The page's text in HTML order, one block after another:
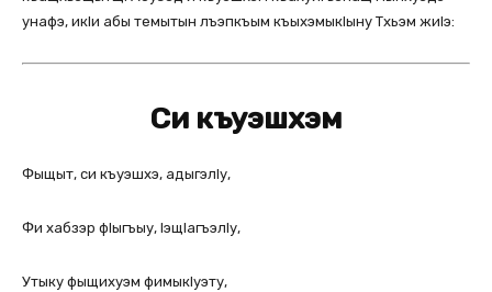
унафэ, икIи абы темытын лъэпкъым къыхэмыкIыну Тхьэм жиIэ:
Си къуэшхэм
Фыщыт, си къуэшхэ, адыгэлIу,
Фи хабзэр фIыгъыу, IэщIагъэлIу,
Утыку фыщихуэм фимыкIуэту,